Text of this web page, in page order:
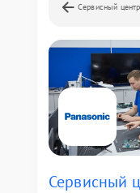
Сервисный
Сервисный